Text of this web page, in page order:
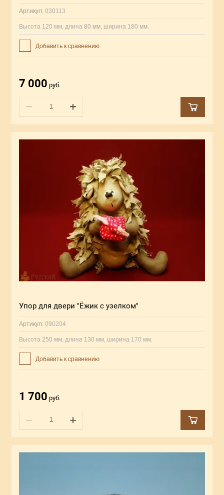
Артикул: 030113
Высота 120 мм, длина 80 мм, ширина 180 мм.
Добавить к сравнению
7 000 руб.
− +
Упор для двери "Ёжик с узелком"
Артикул: 090204
Высота 250 мм, длина 130 мм, ширина 170 мм.
Добавить к сравнению
1 700 руб.
− +